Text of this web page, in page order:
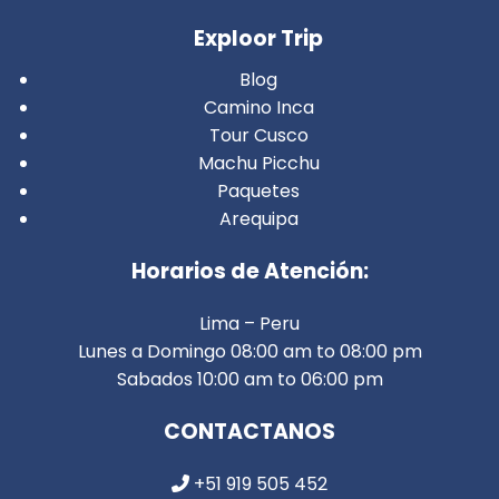
Exploor Trip
Blog
Camino Inca
Tour Cusco
Machu Picchu
Paquetes
Arequipa
Horarios de Atención:
Lima – Peru
Lunes a Domingo 08:00 am to 08:00 pm
Sabados 10:00 am to 06:00 pm
CONTACTANOS
+51 919 505 452